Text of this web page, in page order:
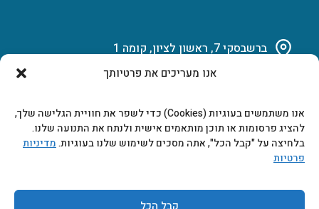
אנו מעריכים את פרטיותך
אנו משתמשים בעוגיות (Cookies) כדי לשפר את חוויית הגלישה שלך,
להציג פרסומות או תוכן מותאמים אישית ולנתח את התנועה שלנו.
בלחיצה על "קבל הכל", אתה מסכים לשימוש שלנו בעוגיות.מדיניות
פרטיות
קבל הכל
ברשבסקי 7, ראשון לציון, קומה 1
marketing@b-tech.co.il